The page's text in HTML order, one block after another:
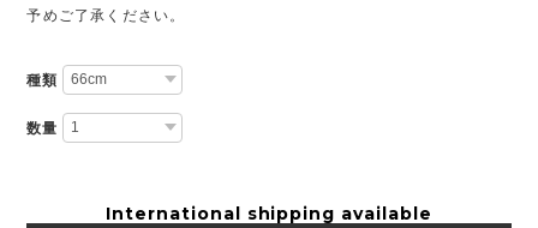
予めご了承ください。
種類
数量
International shipping available